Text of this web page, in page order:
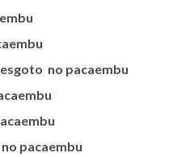
no pacaembu
pacaembu